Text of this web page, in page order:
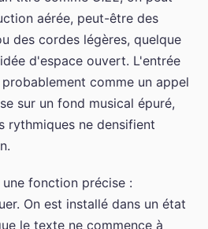
aérée, peut-être des
des cordes légères, quelque
d'espace ouvert. L'entrée
comme un appel
sur un fond musical épuré,
rythmiques ne densifient
fonction précise :
On est installé dans un état
le texte ne commence à